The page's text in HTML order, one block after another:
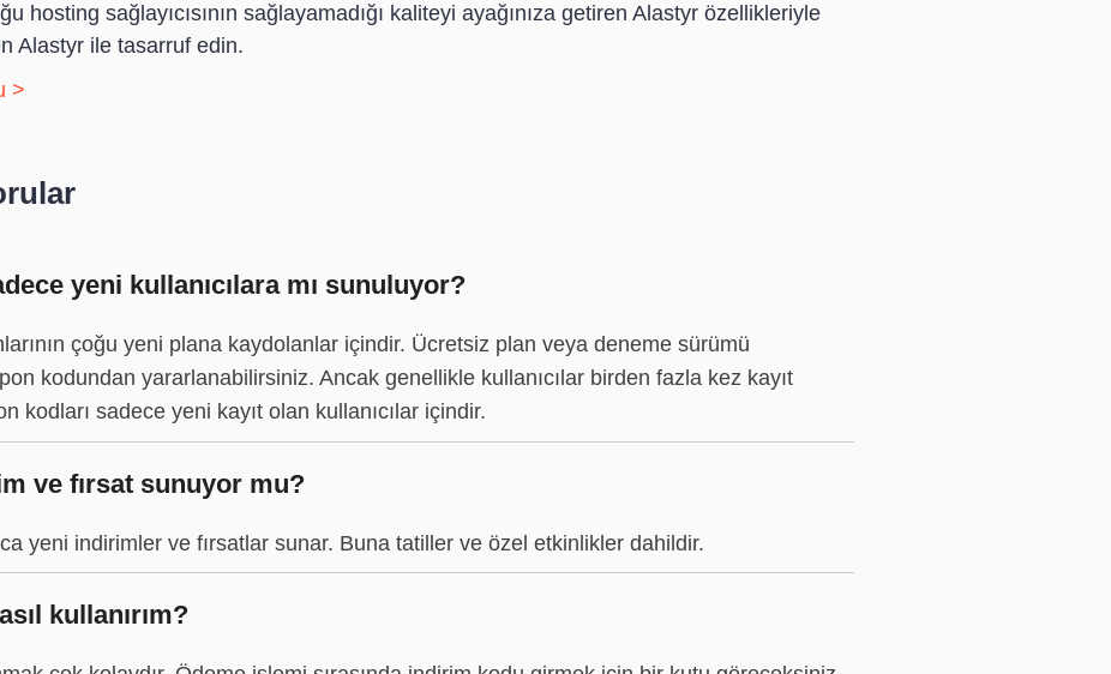
hosting sağlayıcısının sağlayamadığı kaliteyi ayağınıza getiren Alastyr özellikleriyle
Alastyr ile tasarruf edin.
>
yeni kullanıcılara mı sunuluyor?
çoğu yeni plana kaydolanlar içindir. Ücretsiz plan veya deneme sürümü
kodundan yararlanabilirsiniz. Ancak genellikle kullanıcılar birden fazla kez kayıt
kodları sadece yeni kayıt olan kullanıcılar içindir.
ve fırsat sunuyor mu?
yeni indirimler ve fırsatlar sunar. Buna tatiller ve özel etkinlikler dahildir.
kullanırım?